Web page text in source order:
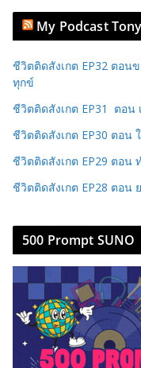
My Podcast
ชีวิตติดสังเกต EP32 ตอน
ทุกข์
ชีวิตติดสังเกต EP31 ตอน
ชีวิตติดสังเกต EP30 ตอน
ชีวิตติดสังเกต EP29 ตอน
ชีวิตติดสังเกต EP28 ตอน
500 Prompt SUNO